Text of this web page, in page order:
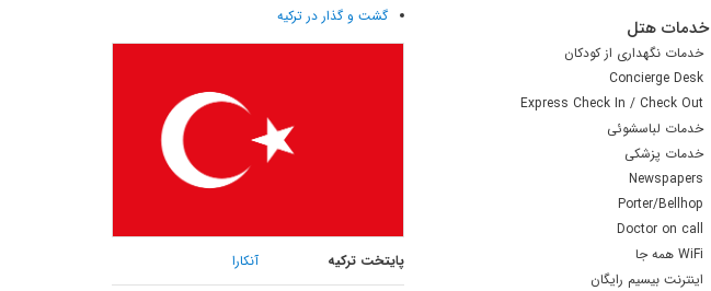
خدمات هتل
خدمات نگهداری از کودکان
Concierge Desk
Express Check In / Check Out
خدمات لباسشوئی
خدمات پزشکی
Newspapers
Porter/Bellhop
Doctor on call
WiFi همه جا
اینترنت بیسیم رایگان
گشت و گذار در ترکیه
پایتخت ترکیه آنکارا